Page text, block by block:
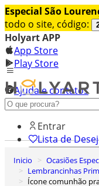
Especial São
todo o site, código:
Holyart APP
App Store
Play Store
Ajuda e contatos
Conheça premium
Entrar
Lista de
0
Carrinho de
Inicio Ocasiões
Lembrancinhas
Ícone comunhão